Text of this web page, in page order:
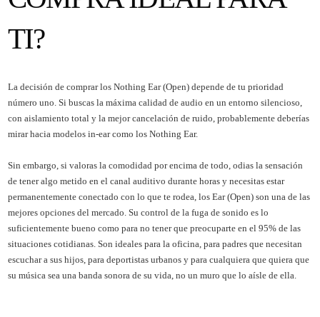
TI?
La decisión de comprar los Nothing Ear (Open) depende de tu prioridad
número uno. Si buscas la máxima calidad de audio en un entorno silencioso,
con aislamiento total y la mejor cancelación de ruido, probablemente deberías
mirar hacia modelos in-ear como los Nothing Ear.
Sin embargo, si valoras la comodidad por encima de todo, odias la sensación
de tener algo metido en el canal auditivo durante horas y necesitas estar
permanentemente conectado con lo que te rodea, los Ear (Open) son una de las
mejores opciones del mercado. Su control de la fuga de sonido es lo
suficientemente bueno como para no tener que preocuparte en el 95% de las
situaciones cotidianas. Son ideales para la oficina, para padres que necesitan
escuchar a sus hijos, para deportistas urbanos y para cualquiera que quiera que
su música sea una banda sonora de su vida, no un muro que lo aísle de ella.